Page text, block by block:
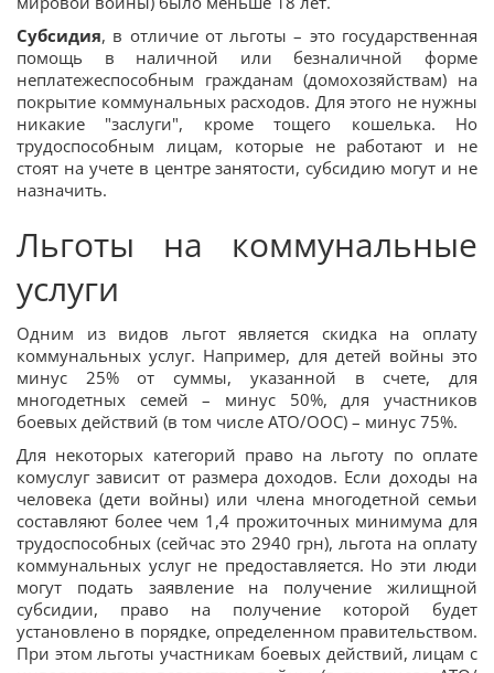
Субсидия, в отличие от льготы – это государственная
помощь в наличной или безналичной форме
неплатежеспособным гражданам (домохозяйствам) на
покрытие коммунальных расходов. Для этого не нужны
никакие "заслуги", кроме тощего кошелька. Но
трудоспособным лицам, которые не работают и не
стоят на учете в центре занятости, субсидию могут и не
назначить.
Льготы на коммунальные
услуги
Одним из видов льгот является скидка на оплату
коммунальных услуг. Например, для детей войны это
минус 25% от суммы, указанной в счете, для
многодетных семей – минус 50%, для участников
боевых действий (в том числе АТО/ООС) – минус 75%.
Для некоторых категорий право на льготу по оплате
комуслуг зависит от размера доходов. Если доходы на
человека (дети войны) или члена многодетной семьи
составляют более чем 1,4 прожиточных минимума для
трудоспособных (сейчас это 2940 грн), льгота на оплату
коммунальных услуг не предоставляется. Но эти люди
могут подать заявление на получение жилищной
субсидии, право на получение которой будет
установлено в порядке, определенном правительством.
При этом льготы участникам боевых действий, лицам с